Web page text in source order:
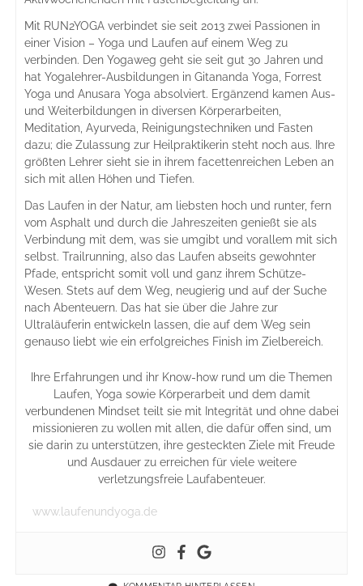
Mit RUN2YOGA verbindet sie seit 2013 zwei Passionen in
einer Vision – Yoga und Laufen auf einem Weg zu
verbinden. Den Yogaweg geht sie seit gut 30 Jahren und
hat Yogalehrer-Ausbildungen in Gitananda Yoga, Forrest
Yoga und Anusara Yoga absolviert. Ergänzend kamen Aus-
und Weiterbildungen in diversen Körperarbeiten,
Meditation, Ayurveda, Reinigungstechniken und Fasten
dazu; die Zulassung zur Heilpraktikerin steht noch aus. Ihre
größten Lehrer sieht sie in ihrem facettenreichen Leben an
sich mit allen Höhen und Tiefen.
Das Laufen in der Natur, am liebsten hoch und runter, fern
vom Asphalt und durch die Jahreszeiten genießt sie als
Verbindung mit dem, was sie umgibt und vorallem mit sich
selbst. Trailrunning, also das Laufen abseits gewohnter
Pfade, entspricht somit voll und ganz ihrem Schütze-
Wesen. Stets auf dem Weg, neugierig und auf der Suche
nach Abenteuern. Das hat sie über die Jahre zur
Ultraläuferin entwickeln lassen, die auf dem Weg sein
genauso liebt wie ein erfolgreiches Finish im Zielbereich.
Ihre Erfahrungen und ihr Know-how rund um die Themen
Laufen, Yoga sowie Körperarbeit und dem damit
verbundenen Mindset teilt sie mit Integrität und ohne dabei
missionieren zu wollen mit allen, die dafür offen sind, um
sie darin zu unterstützen, ihre gesteckten Ziele mit Freude
und Ausdauer zu erreichen für viele weitere
verletzungsfreie Laufabenteuer.
www.laufenundyoga.de